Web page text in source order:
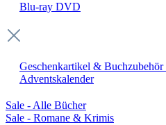
Blu-ray DVD
Geschenkartikel & Buchzubehör
Adventskalender
Sale - Alle Bücher
Sale - Romane & Krimis